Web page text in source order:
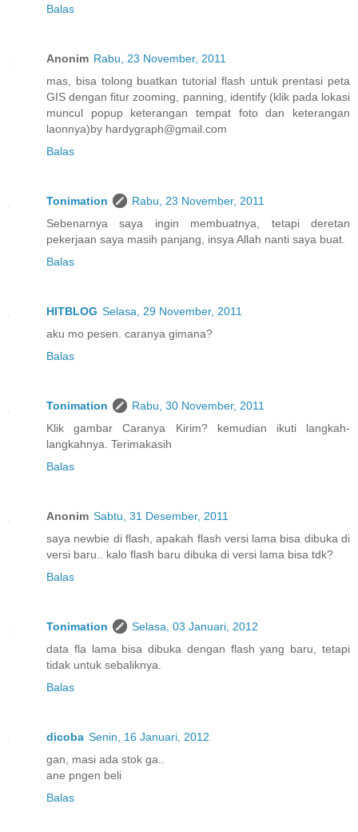
Balas
Anonim Rabu, 23 November, 2011
mas, bisa tolong buatkan tutorial flash untuk prentasi peta
GIS dengan fitur zooming, panning, identify (klik pada lokasi
muncul popup keterangan tempat foto dan keterangan
laonnya)by hardygraph@gmail.com
Balas
Tonimation
Rabu, 23 November, 2011
Sebenarnya saya ingin membuatnya, tetapi deretan
pekerjaan saya masih panjang, insya Allah nanti saya buat.
Balas
HITBLOG Selasa, 29 November, 2011
aku mo pesen. caranya gimana?
Balas
Tonimation
Rabu, 30 November, 2011
Klik gambar Caranya Kirim? kemudian ikuti langkah-
langkahnya. Terimakasih
Balas
Anonim Sabtu, 31 Desember, 2011
saya newbie di flash, apakah flash versi lama bisa dibuka di
versi baru.. kalo flash baru dibuka di versi lama bisa tdk?
Balas
Tonimation
Selasa, 03 Januari, 2012
data fla lama bisa dibuka dengan flash yang baru, tetapi
tidak untuk sebaliknya.
Balas
dicoba Senin, 16 Januari, 2012
gan, masi ada stok ga..
ane pngen beli
Balas